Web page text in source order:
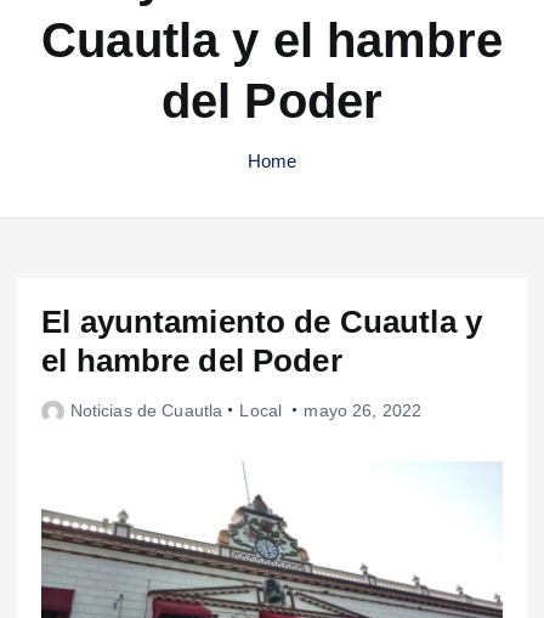
Cuautla y el hambre
del Poder
Home
El ayuntamiento de Cuautla y
el hambre del Poder
Noticias de Cuautla Local mayo 26, 2022